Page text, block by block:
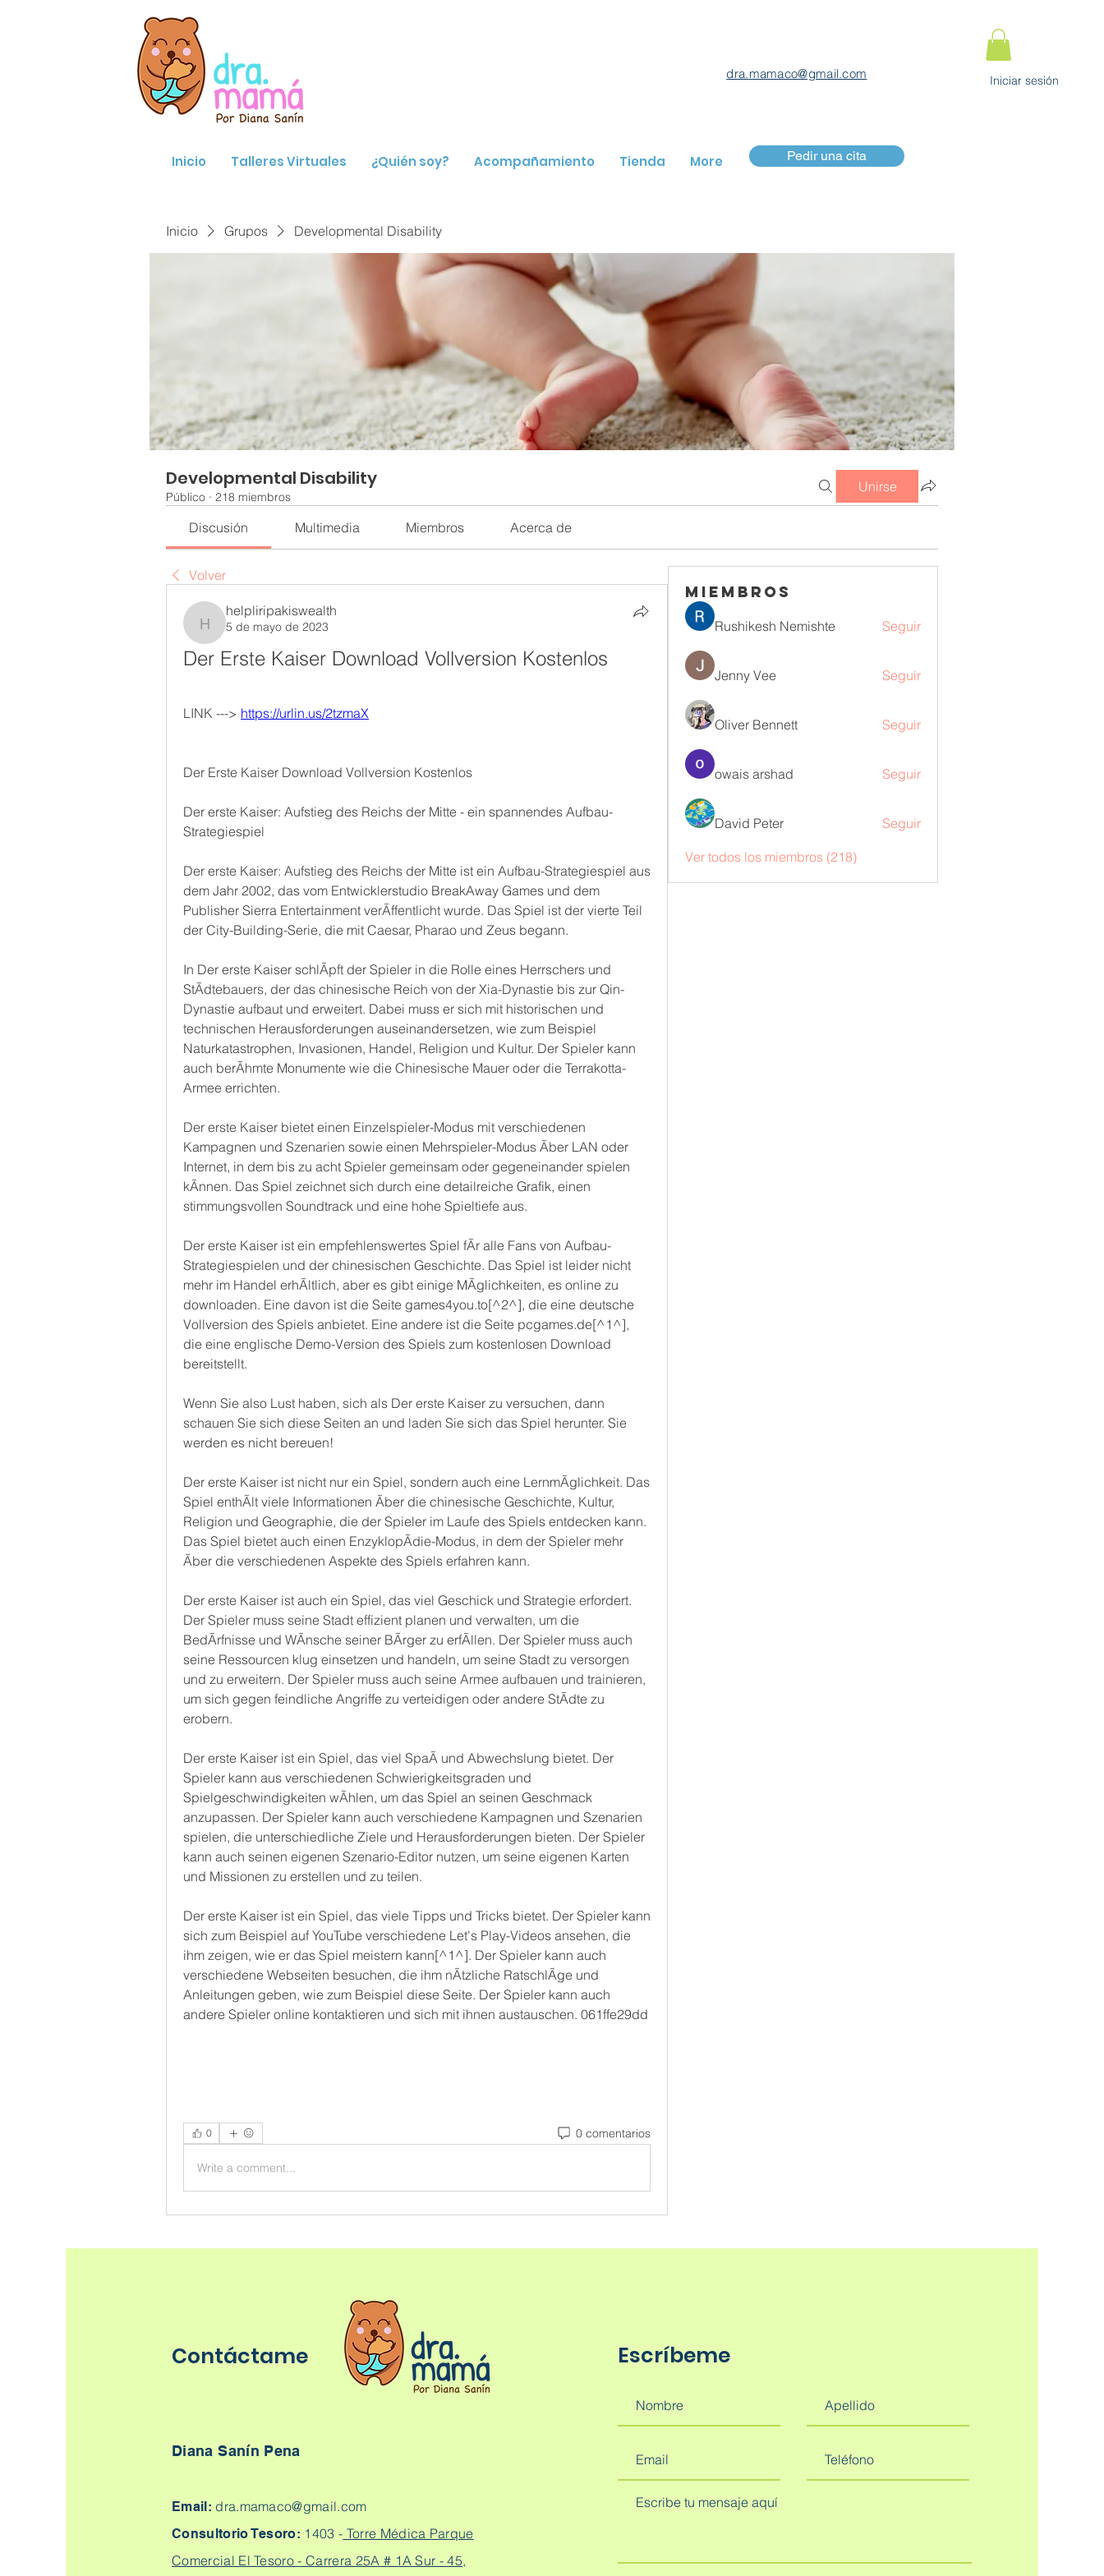
dra.mamaco@gmail.com Iniciar sesión
Inicio Talleres Virtuales ¿Quién soy? Acompañamiento Tienda More Pedir una cita
Inicio Grupos Developmental Disability
Developmental Disability
Público · 218 miembros
Unirse
Discusión Multimedia Miembros Acerca de
Volver
helpliripakiswealth
helpliripakiswealth
5 de mayo de 2023
Der Erste Kaiser Download Vollversion Kostenlos
LINK ---> https://urlin.us/2tzmaX
Der Erste Kaiser Download Vollversion Kostenlos
Der erste Kaiser: Aufstieg des Reichs der Mitte - ein spannendes Aufbau-
Strategiespiel
Der erste Kaiser: Aufstieg des Reichs der Mitte ist ein Aufbau-Strategiespiel aus
dem Jahr 2002, das vom Entwicklerstudio BreakAway Games und dem
Publisher Sierra Entertainment verÃffentlicht wurde. Das Spiel ist der vierte Teil
der City-Building-Serie, die mit Caesar, Pharao und Zeus begann.
In Der erste Kaiser schlÃpft der Spieler in die Rolle eines Herrschers und
StÃdtebauers, der das chinesische Reich von der Xia-Dynastie bis zur Qin-
Dynastie aufbaut und erweitert. Dabei muss er sich mit historischen und
technischen Herausforderungen auseinandersetzen, wie zum Beispiel
Naturkatastrophen, Invasionen, Handel, Religion und Kultur. Der Spieler kann
auch berÃhmte Monumente wie die Chinesische Mauer oder die Terrakotta-
Armee errichten.
Der erste Kaiser bietet einen Einzelspieler-Modus mit verschiedenen
Kampagnen und Szenarien sowie einen Mehrspieler-Modus Ãber LAN oder
Internet, in dem bis zu acht Spieler gemeinsam oder gegeneinander spielen
kÃnnen. Das Spiel zeichnet sich durch eine detailreiche Grafik, einen
stimmungsvollen Soundtrack und eine hohe Spieltiefe aus.
Der erste Kaiser ist ein empfehlenswertes Spiel fÃr alle Fans von Aufbau-
Strategiespielen und der chinesischen Geschichte. Das Spiel ist leider nicht
mehr im Handel erhÃltlich, aber es gibt einige MÃglichkeiten, es online zu
downloaden. Eine davon ist die Seite games4you.to[^2^], die eine deutsche
Vollversion des Spiels anbietet. Eine andere ist die Seite pcgames.de[^1^],
die eine englische Demo-Version des Spiels zum kostenlosen Download
bereitstellt.
Wenn Sie also Lust haben, sich als Der erste Kaiser zu versuchen, dann
schauen Sie sich diese Seiten an und laden Sie sich das Spiel herunter. Sie
werden es nicht bereuen!
Der erste Kaiser ist nicht nur ein Spiel, sondern auch eine LernmÃglichkeit. Das
Spiel enthÃlt viele Informationen Ãber die chinesische Geschichte, Kultur,
Religion und Geographie, die der Spieler im Laufe des Spiels entdecken kann.
Das Spiel bietet auch einen EnzyklopÃdie-Modus, in dem der Spieler mehr
Ãber die verschiedenen Aspekte des Spiels erfahren kann.
Der erste Kaiser ist auch ein Spiel, das viel Geschick und Strategie erfordert.
Der Spieler muss seine Stadt effizient planen und verwalten, um die
BedÃrfnisse und WÃnsche seiner BÃrger zu erfÃllen. Der Spieler muss auch
seine Ressourcen klug einsetzen und handeln, um seine Stadt zu versorgen
und zu erweitern. Der Spieler muss auch seine Armee aufbauen und trainieren,
um sich gegen feindliche Angriffe zu verteidigen oder andere StÃdte zu
erobern.
Der erste Kaiser ist ein Spiel, das viel SpaÃ und Abwechslung bietet. Der
Spieler kann aus verschiedenen Schwierigkeitsgraden und
Spielgeschwindigkeiten wÃhlen, um das Spiel an seinen Geschmack
anzupassen. Der Spieler kann auch verschiedene Kampagnen und Szenarien
spielen, die unterschiedliche Ziele und Herausforderungen bieten. Der Spieler
kann auch seinen eigenen Szenario-Editor nutzen, um seine eigenen Karten
und Missionen zu erstellen und zu teilen.
Der erste Kaiser ist ein Spiel, das viele Tipps und Tricks bietet. Der Spieler kann
sich zum Beispiel auf YouTube verschiedene Let's Play-Videos ansehen, die
ihm zeigen, wie er das Spiel meistern kann[^1^]. Der Spieler kann auch
verschiedene Webseiten besuchen, die ihm nÃtzliche RatschlÃge und
Anleitungen geben, wie zum Beispiel diese Seite. Der Spieler kann auch
andere Spieler online kontaktieren und sich mit ihnen austauschen. 061ffe29dd
0 0 comentarios
Write a comment...
Miembros
Rushikesh Nemishte Seguir
Jenny Vee Seguir
Oliver Bennett Seguir
owais arshad Seguir
David Peter Seguir
Ver todos los miembros (218)
Contáctame
Diana Sanín Pena
Email: dra.mamaco@gmail.com
Consultorio Tesoro: 1403 - Torre Médica Parque
Comercial El Tesoro - Carrera 25A # 1A Sur - 45,
Escríbeme